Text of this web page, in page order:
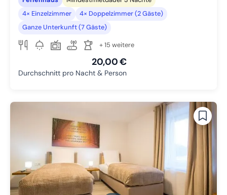
4× Einzelzimmer
4× Doppelzimmer (2 Gäste)
Ganze Unterkunft (7 Gäste)
+ 15 weitere
20,00 €
Durchschnitt pro Nacht & Person